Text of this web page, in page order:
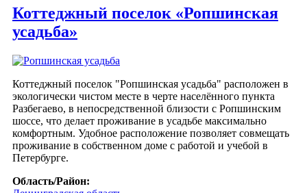
Коттеджный поселок «Ропшинская
усадьба»
Коттеджный поселок "Ропшинская усадьба" расположен в
экологически чистом месте в черте населённого пункта
Разбегаево, в непосредственной близости с Ропшинским
шоссе, что делает проживание в усадьбе максимально
комфортным. Удобное расположение позволяет совмещать
проживание в собственном доме с работой и учебой в
Петербурге.
Область/Район: